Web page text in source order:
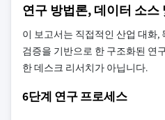
연구 방법론, 데이터 소스
이 보고서는 직접적인 산업 대화,
검증을 기반으로 한 구조화된 연
한 데스크 리서치가 아닙니다.
6단계 연구 프로세스